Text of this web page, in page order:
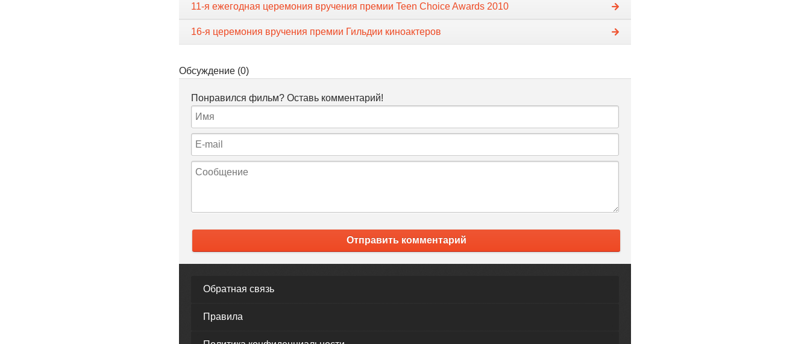
11-я ежегодная церемония вручения премии Teen Choice Awards 2010
16-я церемония вручения премии Гильдии киноактеров
Обсуждение (0)
Понравился фильм? Оставь комментарий!
Отправить комментарий
Обратная связь
Правила